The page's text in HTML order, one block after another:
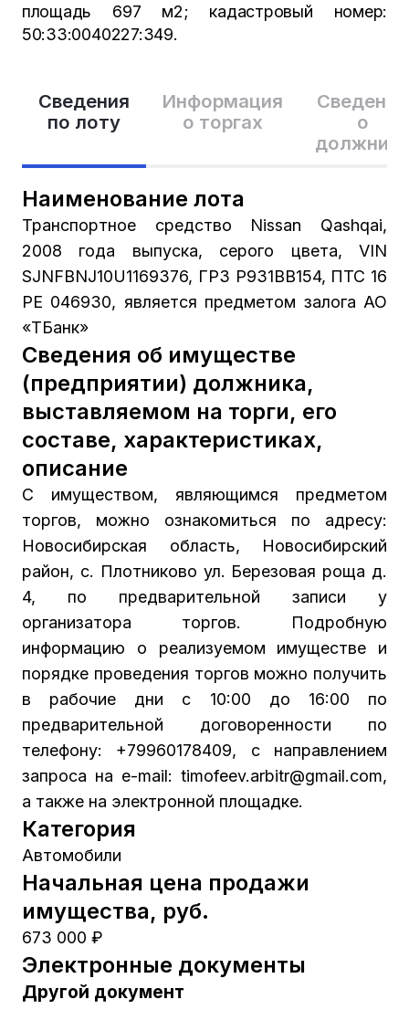
Сведения
по лоту
Информация
о торгах
Сведения
о
Наименование лота
Транспортное средство Nissan Qashqai,
2008 года выпуска, серого цвета, VIN
SJNFBNJ10U1169376, ГРЗ Р931ВВ154, ПТС 16
РЕ 046930, является предметом залога АО
«ТБанк»
Сведения об имуществе
(предприятии) должника,
выставляемом на торги, его
составе, характеристиках,
описание
С имуществом, являющимся предметом
торгов, можно ознакомиться по адресу:
Новосибирская область, Новосибирский
район, с. Плотниково ул. Березовая роща д.
4, по предварительной записи у
организатора торгов. Подробную
информацию о реализуемом имуществе и
порядке проведения торгов можно получить
в рабочие дни с 10:00 до 16:00 по
предварительной договоренности по
телефону: +79960178409, с направлением
запроса на е-mail: timofeev.arbitr@gmail.com,
а также на электронной площадке.
Категория
Автомобили
Начальная цена продажи
имущества, руб.
673 000 ₽
Электронные документы
Другой документ
площадь 697 м2; кадастровый номер:
50:33:0040227:349.